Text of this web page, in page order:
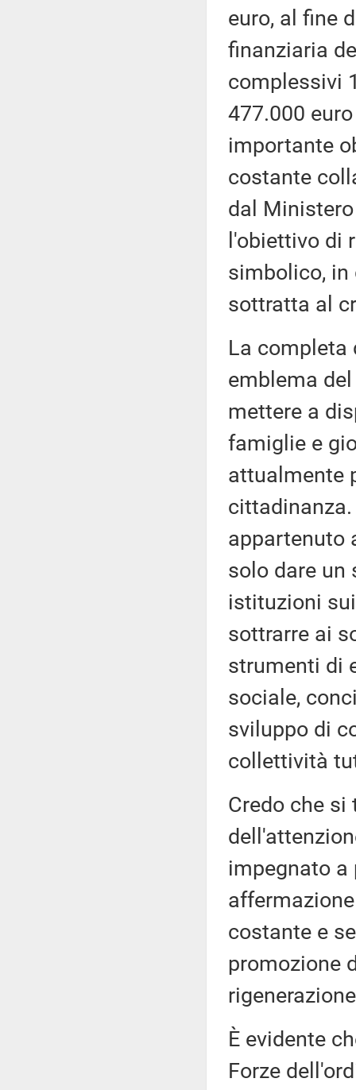
euro, al fine
finanziaria
complessivi
477.000
importante
costante
dal
l'obiettivo di
simbolico, in
sottratta al
La completa
emblema
mettere a
famiglie e
attualmente
appartenuto
solo dare un
istituzioni
sottrarre ai
strumenti di
sociale,
sviluppo di
collettività
Credo che
impegnato a
costante e
promozione
È evidente
Forze